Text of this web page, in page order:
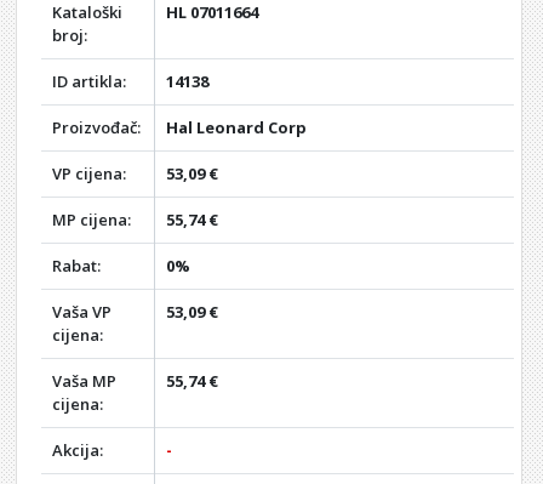
Kataloški
broj:
HL 07011664
ID artikla: 14138
Proizvođač: Hal Leonard Corp
VP cijena: 53,09 €
MP cijena: 55,74 €
Rabat: 0%
Vaša VP
cijena:
53,09 €
Vaša MP
cijena:
55,74 €
Akcija: -